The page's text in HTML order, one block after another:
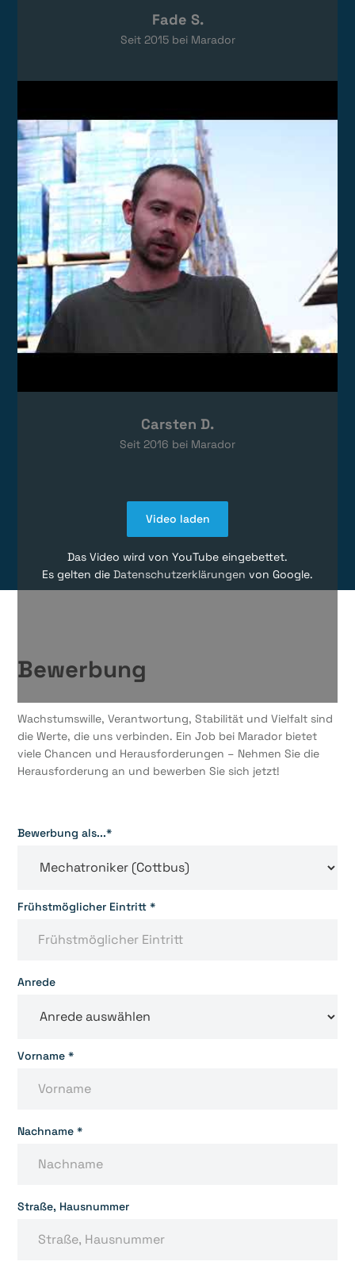
Das Video wird von YouTube eingebettet.
Es gelten die
Datenschutzerklärungen
Fade S.
Seit 2015bei Marador
Video laden
Das Video wird von YouTube eingebettet.
Es gelten die Datenschutzerklärungen von Google.
Carsten D.
Seit 2016 bei Marador
Bewerbung
Wachstumswille, Verantwortung, Stabilität und Vielfalt sind
die Werte, die uns verbinden. Ein Job bei Marador bietet
viele Chancen und Herausforderungen – Nehmen Sie die
Herausforderung an und bewerben Sie sich jetzt!
Bewerbung als...*
Frühstmöglicher Eintritt *
Anrede
Vorname *
Nachname *
Straße, Hausnummer